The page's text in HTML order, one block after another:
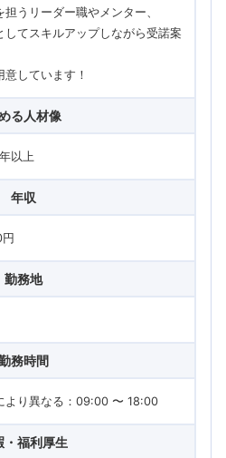
うリーダー職やメンター、
てスキルアップしながら受諾案
しています！
る人材像
以上
年収
勤務地
務時間
より異なる：09:00 〜 18:00
・福利厚生